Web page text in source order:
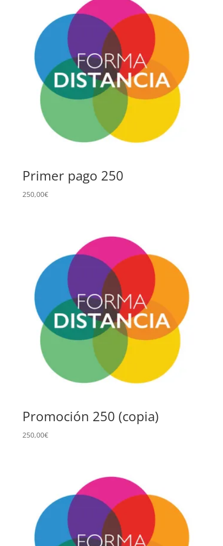
Primer pago 250
250,00€
Promoción 250 (copia)
250,00€